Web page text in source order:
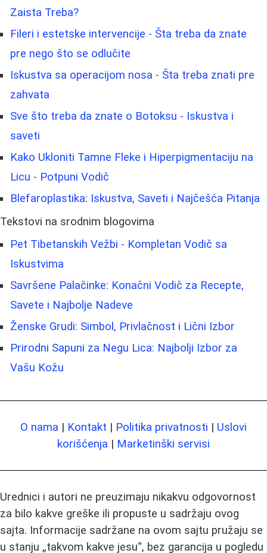
Zaista Treba?
Fileri i estetske intervencije - Šta treba da znate
pre nego što se odlučite
Iskustva sa operacijom nosa - Šta treba znati pre
zahvata
Sve što treba da znate o Botoksu - Iskustva i
saveti
Kako Ukloniti Tamne Fleke i Hiperpigmentaciju na
Licu - Potpuni Vodič
Blefaroplastika: Iskustva, Saveti i Najčešća Pitanja
Tekstovi na srodnim blogovima
Pet Tibetanskih Vežbi - Kompletan Vodič sa
Iskustvima
Savršene Palačinke: Konačni Vodič za Recepte,
Savete i Najbolje Nadeve
Ženske Grudi: Simbol, Privlačnost i Lični Izbor
Prirodni Sapuni za Negu Lica: Najbolji Izbor za
Vašu Kožu
O nama | Kontakt | Politika privatnosti | Uslovi
korišćenja | Marketinški servisi
Urednici i autori ne preuzimaju nikakvu odgovornost
za bilo kakve greške ili propuste u sadržaju ovog
sajta. Informacije sadržane na ovom sajtu pružaju se
u stanju „takvom kakve jesu“, bez garancija u pogledu